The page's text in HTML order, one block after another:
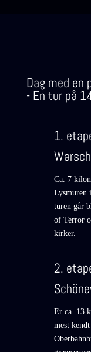
Dag med en
- En tur på
1.
Ca. 7
Lysmuren
turen går
of Terror
kirker.
2.
Er ca. 13
mest